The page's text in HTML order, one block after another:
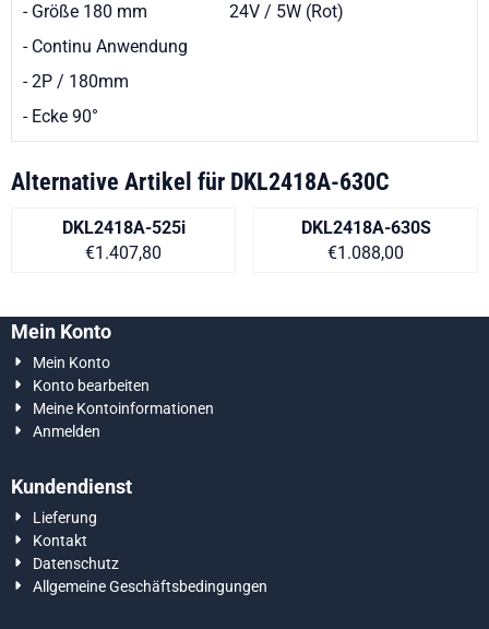
- Größe 180 mm
- Continu Anwendung
- 2P / 180mm
- Ecke 90°
24V / 5W (Rot)
Alternative Artikel für DKL2418A-630C
DKL2418A-525i
Preis auf Anfrage
€1.407,80
DKL2418A-630S
Preis auf
€1.088,00
Mein Konto
Mein Konto
Konto bearbeiten
Meine Kontoinformationen
Anmelden
Kundendienst
Lieferung
Kontakt
Datenschutz
Allgemeine Geschäftsbedingungen